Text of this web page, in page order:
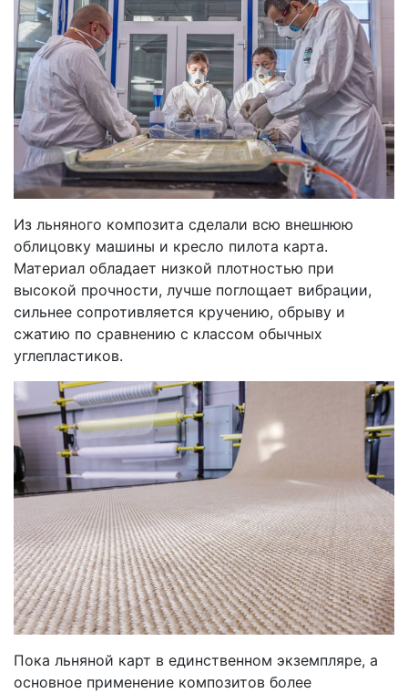
Из льняного композита сделали всю внешнюю
облицовку машины и кресло пилота карта.
Материал обладает низкой плотностью при
высокой прочности, лучше поглощает вибрации,
сильнее сопротивляется кручению, обрыву и
сжатию по сравнению с классом обычных
углепластиков.
Пока льняной карт в единственном экземпляре, а
основное применение композитов более